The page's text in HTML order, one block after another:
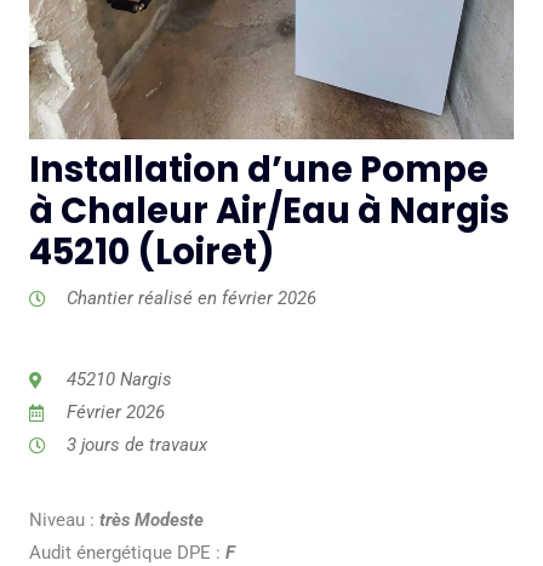
Installation d’une Pompe
à Chaleur Air/Eau à Nargis
45210 (Loiret)
Chantier réalisé en février 2026
45210 Nargis
Février 2026
3 jours de travaux
Niveau : très Modeste
Audit énergétique DPE : F